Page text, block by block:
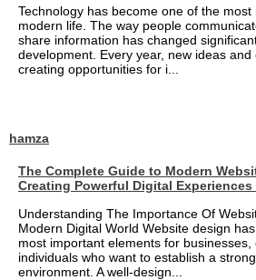
Technology has become one of the
modern life. The way people
share information has changed
development. Every year, new ideas and
creating opportunities for i...
hamza
The Complete Guide to Modern
Creating Powerful Digital
Understanding The Importance Of
Modern Digital World Website design
most important elements for businesses,
individuals who want to establish a
environment. A well-design...